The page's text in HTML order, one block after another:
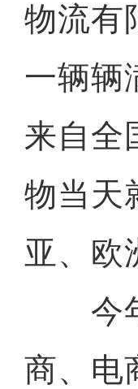
物流有
一辆辆
来自全
物当天
亚、欧
今年
商、电